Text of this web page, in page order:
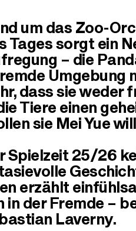
um das Zoo-
Tages sorgt ein
– die
Umgebung
dass sie weder
Tiere einen
sie Mei Yue
Spielzeit 25/26
erzählt
der Fremde –
Laverny.